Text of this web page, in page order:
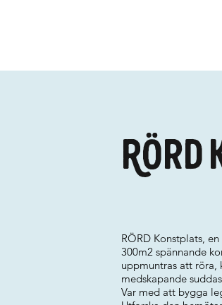
Rörd
RÖRD Konstplats,
300m2 spännande
uppmuntras att röra,
medskapande
Var med att bygga